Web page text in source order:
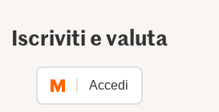
Iscriviti e valuta
Accedi